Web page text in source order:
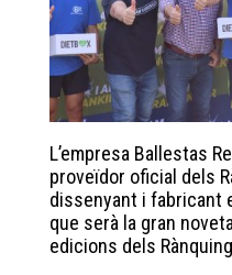
L’empresa Ballestas
proveïdor oficial dels
dissenyant i fabricant
que serà la gran
edicions dels